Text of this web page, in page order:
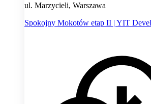
ul. Marzycieli, Warszawa
Spokojny Mokotów etap II | YIT